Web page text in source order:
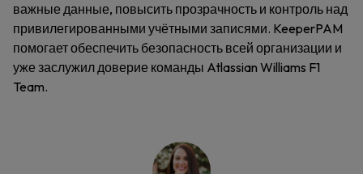
важные данные, повысить прозрачность и контроль над
привилегированными учётными записями. KeeperPAM
помогает обеспечить безопасность всей организации и
уже заслужил доверие команды Atlassian Williams F1
Team.